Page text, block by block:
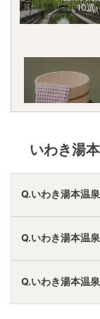
10選
いわき湯
Q.いわき湯本温
A. 温泉・お湯の
の雰囲気は「
Q.いわき湯本温
A. いわき湯本温泉
す。
車でお越しの
Q.いわき湯本温